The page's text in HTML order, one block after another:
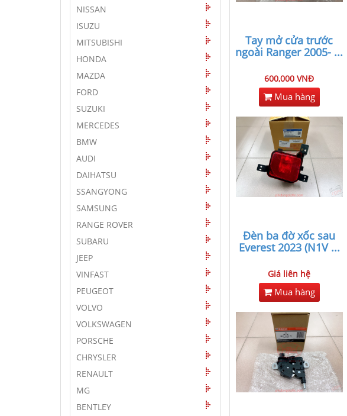
Tay mở cửa trước
ngoài Ranger 2005- ...
600,000 VNĐ
Mua hàng
Đèn ba đờ xốc sau
Everest 2023 (N1V...
Giá liên hệ
Mua hàng
NISSAN
ISUZU
MITSUBISHI
HONDA
MAZDA
FORD
SUZUKI
MERCEDES
BMW
AUDI
DAIHATSU
SSANGYONG
SAMSUNG
RANGE ROVER
SUBARU
JEEP
VINFAST
PEUGEOT
VOLVO
VOLKSWAGEN
PORSCHE
CHRYSLER
RENAULT
MG
BENTLEY